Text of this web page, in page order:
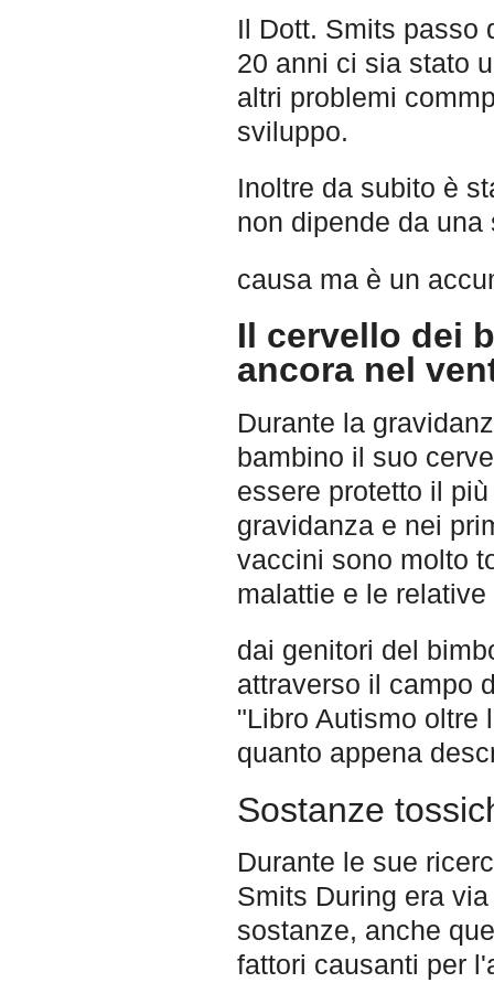
Il Dott. Smits passo
20 anni ci sia stato
altri problemi
sviluppo.
Inoltre da subito è
non dipende da una
causa ma è un
Il cervello dei
ancora nel
Durante la
bambino il suo
essere protetto il
gravidanza e nei
vaccini sono molto
malattie e le
dai genitori del
attraverso il campo
"Libro Autismo oltre
quanto appena
Sostanze
Durante le sue
Smits During era
sostanze, anche
fattori causanti per